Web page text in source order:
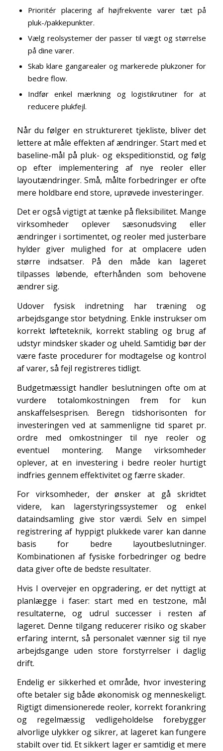
Prioritér placering af højfrekvente varer tæt på
pluk-/pakkepunkter.
Vælg reolsystemer der passer til vægt og størrelse
på dine varer.
Skab klare gangarealer og markerede plukzoner for
bedre flow.
Indfør enkel mærkning og logistikrutiner for at
reducere plukfejl.
Når du følger en struktureret tjekliste, bliver det
lettere at måle effekten af ændringer. Start med et
baseline-mål på pluk- og ekspeditionstid, og følg
op efter implementering af nye reoler eller
layoutændringer. Små, målte forbedringer er ofte
mere holdbare end store, uprøvede investeringer.
Det er også vigtigt at tænke på fleksibilitet. Mange
virksomheder oplever sæsonudsving eller
ændringer i sortimentet, og reoler med justerbare
hylder giver mulighed for at omplacere uden
større indsatser. På den måde kan lageret
tilpasses løbende, efterhånden som behovene
ændrer sig.
Udover fysisk indretning har træning og
arbejdsgange stor betydning. Enkle instrukser om
korrekt løfteteknik, korrekt stabling og brug af
udstyr mindsker skader og uheld. Samtidig bør der
være faste procedurer for modtagelse og kontrol
af varer, så fejl registreres tidligt.
Budgetmæssigt handler beslutningen ofte om at
vurdere totalomkostningen frem for kun
anskaffelsesprisen. Beregn tidshorisonten for
investeringen ved at sammenligne tid sparet pr.
ordre med omkostninger til nye reoler og
eventuel montering. Mange virksomheder
oplever, at en investering i bedre reoler hurtigt
indfries gennem effektivitet og færre skader.
For virksomheder, der ønsker at gå skridtet
videre, kan lagerstyringssystemer og enkel
dataindsamling give stor værdi. Selv en simpel
registrering af hyppigt plukkede varer kan danne
basis for bedre layoutbeslutninger.
Kombinationen af fysiske forbedringer og bedre
data giver ofte de bedste resultater.
Hvis I overvejer en opgradering, er det nyttigt at
planlægge i faser: start med en testzone, mål
resultaterne, og udrul successer i resten af
lageret. Denne tilgang reducerer risiko og skaber
erfaring internt, så personalet vænner sig til nye
arbejdsgange uden store forstyrrelser i daglig
drift.
Endelig er sikkerhed et område, hvor investering
ofte betaler sig både økonomisk og menneskeligt.
Rigtigt dimensionerede reoler, korrekt forankring
og regelmæssig vedligeholdelse forebygger
alvorlige ulykker og sikrer, at lageret kan fungere
stabilt over tid. Et sikkert lager er samtidig et mere